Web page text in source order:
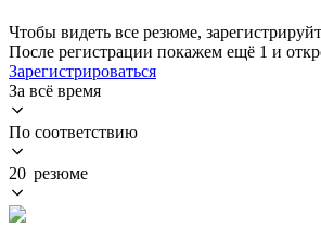
Чтобы видеть все резюме,
После регистрации покажем ещё 1 и
Зарегистрироваться
За всё время
По соответствию
20 резюме